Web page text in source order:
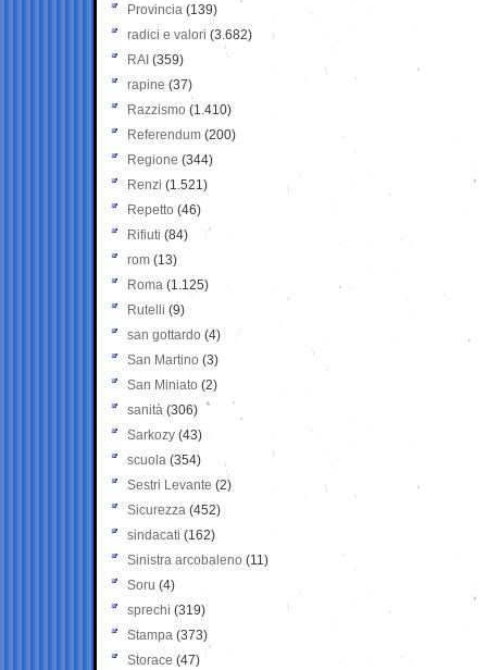
Provincia (139)
radici e valori (3.682)
RAI (359)
rapine (37)
Razzismo (1.410)
Referendum (200)
Regione (344)
Renzi (1.521)
Repetto (46)
Rifiuti (84)
rom (13)
Roma (1.125)
Rutelli (9)
san gottardo (4)
San Martino (3)
San Miniato (2)
sanità (306)
Sarkozy (43)
scuola (354)
Sestri Levante (2)
Sicurezza (452)
sindacati (162)
Sinistra arcobaleno (11)
Soru (4)
sprechi (319)
Stampa (373)
Storace (47)